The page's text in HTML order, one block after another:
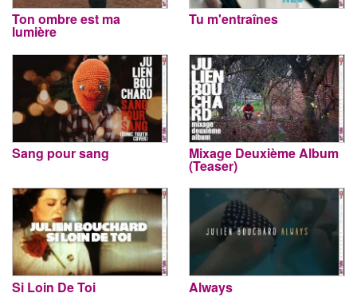
Ton ombre est ma
lumière
Tu m'entraînes
Sang pour sang Mixage Deuxième Album
(Teaser)
Si Loin De Toi Always